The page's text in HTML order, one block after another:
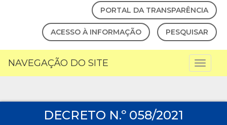
PORTAL DA TRANSPARÊNCIA
ACESSO À INFORMAÇÃO PESQUISAR
NAVEGAÇÃO DO SITE
DECRETO N.º 058/2021